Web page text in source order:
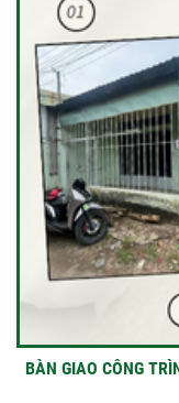
BÀN GIAO CÔNG